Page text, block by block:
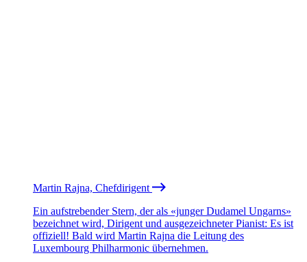
Martin Rajna, Chefdirigent
Ein aufstrebender Stern, der als «junger Dudamel Ungarns»
bezeichnet wird, Dirigent und ausgezeichneter Pianist: Es ist
offiziell! Bald wird Martin Rajna die Leitung des
Luxembourg Philharmonic übernehmen.